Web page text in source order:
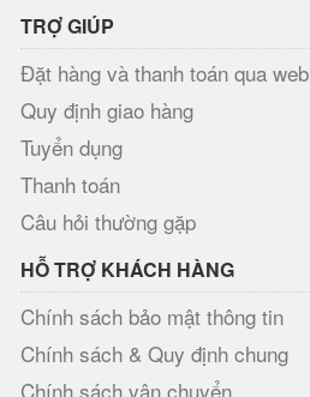
TRỢ GIÚP
Đặt hàng và thanh toán qua web
Quy định giao hàng
Tuyển dụng
Thanh toán
Câu hỏi thường gặp
HỖ TRỢ KHÁCH HÀNG
Chính sách bảo mật thông tin
Chính sách & Quy định chung
Chính sách vận chuyển